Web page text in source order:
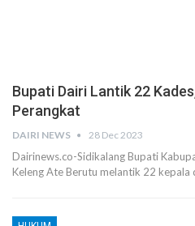
Bupati Dairi Lantik 22
Perangkat
DAIRI NEWS 28 Dec 2023
Dairinews.co-Sidikalang Bupati
Keleng Ate Berutu melantik 22 kepala